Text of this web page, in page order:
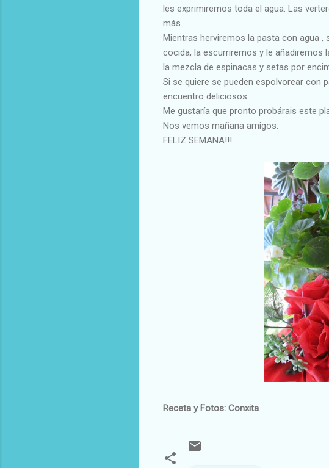
les exprimiremos toda el agua. Las
más.
Mientras herviremos la pasta con agua
cocida, la escurriremos y le añadiremos
la mezcla de espinacas y setas por
Si se quiere se pueden espolvorear con
encuentro deliciosos.
Me gustaría que pronto probárais este
Nos vemos mañana amigos.
FELIZ SEMANA!!!
Receta y Fotos: Conxita